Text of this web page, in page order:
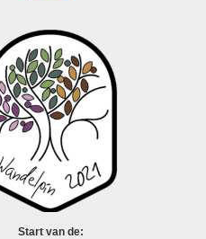
Start van de: